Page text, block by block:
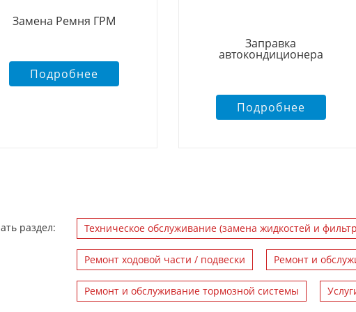
Замена Ремня ГРМ
Подробнее
Заправка
автокондиционера
Подробнее
раздел: Техническое обслуживание (замена жидкостей и
Ремонт ходовой части / подвески Ремонт и
Ремонт и обслуживание тормозной системы